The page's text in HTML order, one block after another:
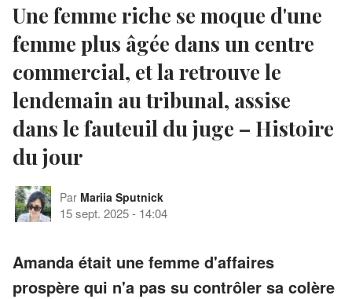
Une femme riche se moque d'une
femme plus âgée dans un centre
commercial, et la retrouve le
lendemain au tribunal, assise
dans le fauteuil du juge – Histoire
du jour
Par Mariia Sputnick
15 sept. 2025- 14:04
Amanda était une femme d'affaires
prospère qui n'a pas su contrôler sa colère